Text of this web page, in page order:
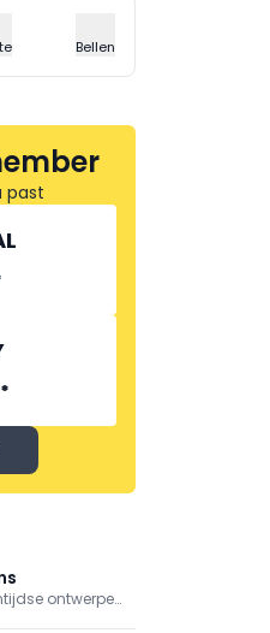
Bellen
past
*
ontwerpen